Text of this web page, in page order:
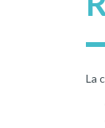
La